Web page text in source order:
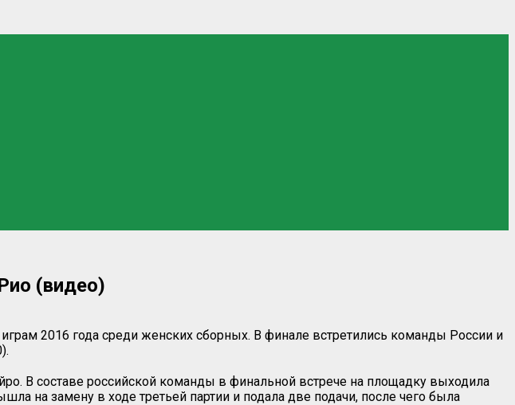
(видео)
2016 года среди женских сборных. В финале встретились команды России и
В составе российской команды в финальной встрече на площадку выходила
на замену в ходе третьей партии и подала две подачи, после чего была